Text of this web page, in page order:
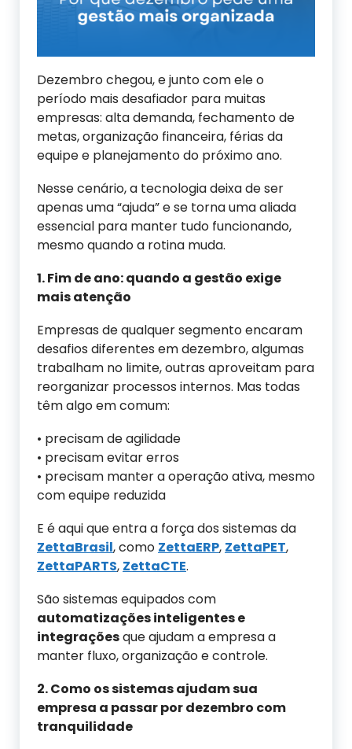
Dezembro chegou, e junto com ele o
período mais desafiador para muitas
empresas: alta demanda, fechamento de
metas, organização financeira, férias da
equipe e planejamento do próximo ano.
Nesse cenário, a tecnologia deixa de ser
apenas uma “ajuda” e se torna uma aliada
essencial para manter tudo funcionando,
mesmo quando a rotina muda.
1. Fim de ano: quando a gestão exige
mais atenção
Empresas de qualquer segmento encaram
desafios diferentes em dezembro, algumas
trabalham no limite, outras aproveitam para
reorganizar processos internos. Mas todas
têm algo em comum:
• precisam de agilidade
• precisam evitar erros
• precisam manter a operação ativa, mesmo
com equipe reduzida
E é aqui que entra a força dos sistemas da
ZettaBrasil, como ZettaERP, ZettaPET,
ZettaPARTS, ZettaCTE.
São sistemas equipados com
automatizações inteligentes e
integraçõesque ajudam a empresa a
manter fluxo, organização e controle.
2. Como os sistemas ajudam sua
empresa a passar por dezembro com
tranquilidade